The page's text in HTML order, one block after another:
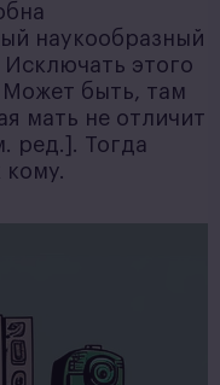
наукообразный
Исключать этого
Может быть, там
мать не отличит
ред.]. Тогда
кому.